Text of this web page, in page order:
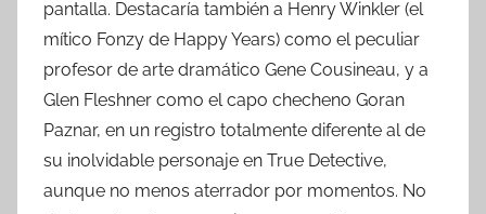
pantalla. Destacaría también a Henry Winkler (el
mítico Fonzy de Happy Years) como el peculiar
profesor de arte dramático Gene Cousineau, y a
Glen Fleshner como el capo checheno Goran
Paznar, en un registro totalmente diferente al de
su inolvidable personaje en True Detective,
aunque no menos aterrador por momentos. No